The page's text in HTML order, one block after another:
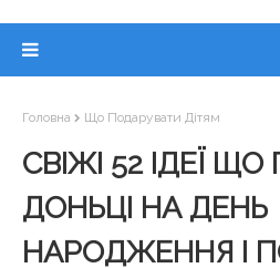
Головна Що Подарувати Дітям
СВІЖІ 52 ІДЕЇ
ДОНЬЦІ НА ДЕНЬ
НАРОДЖЕННЯ І